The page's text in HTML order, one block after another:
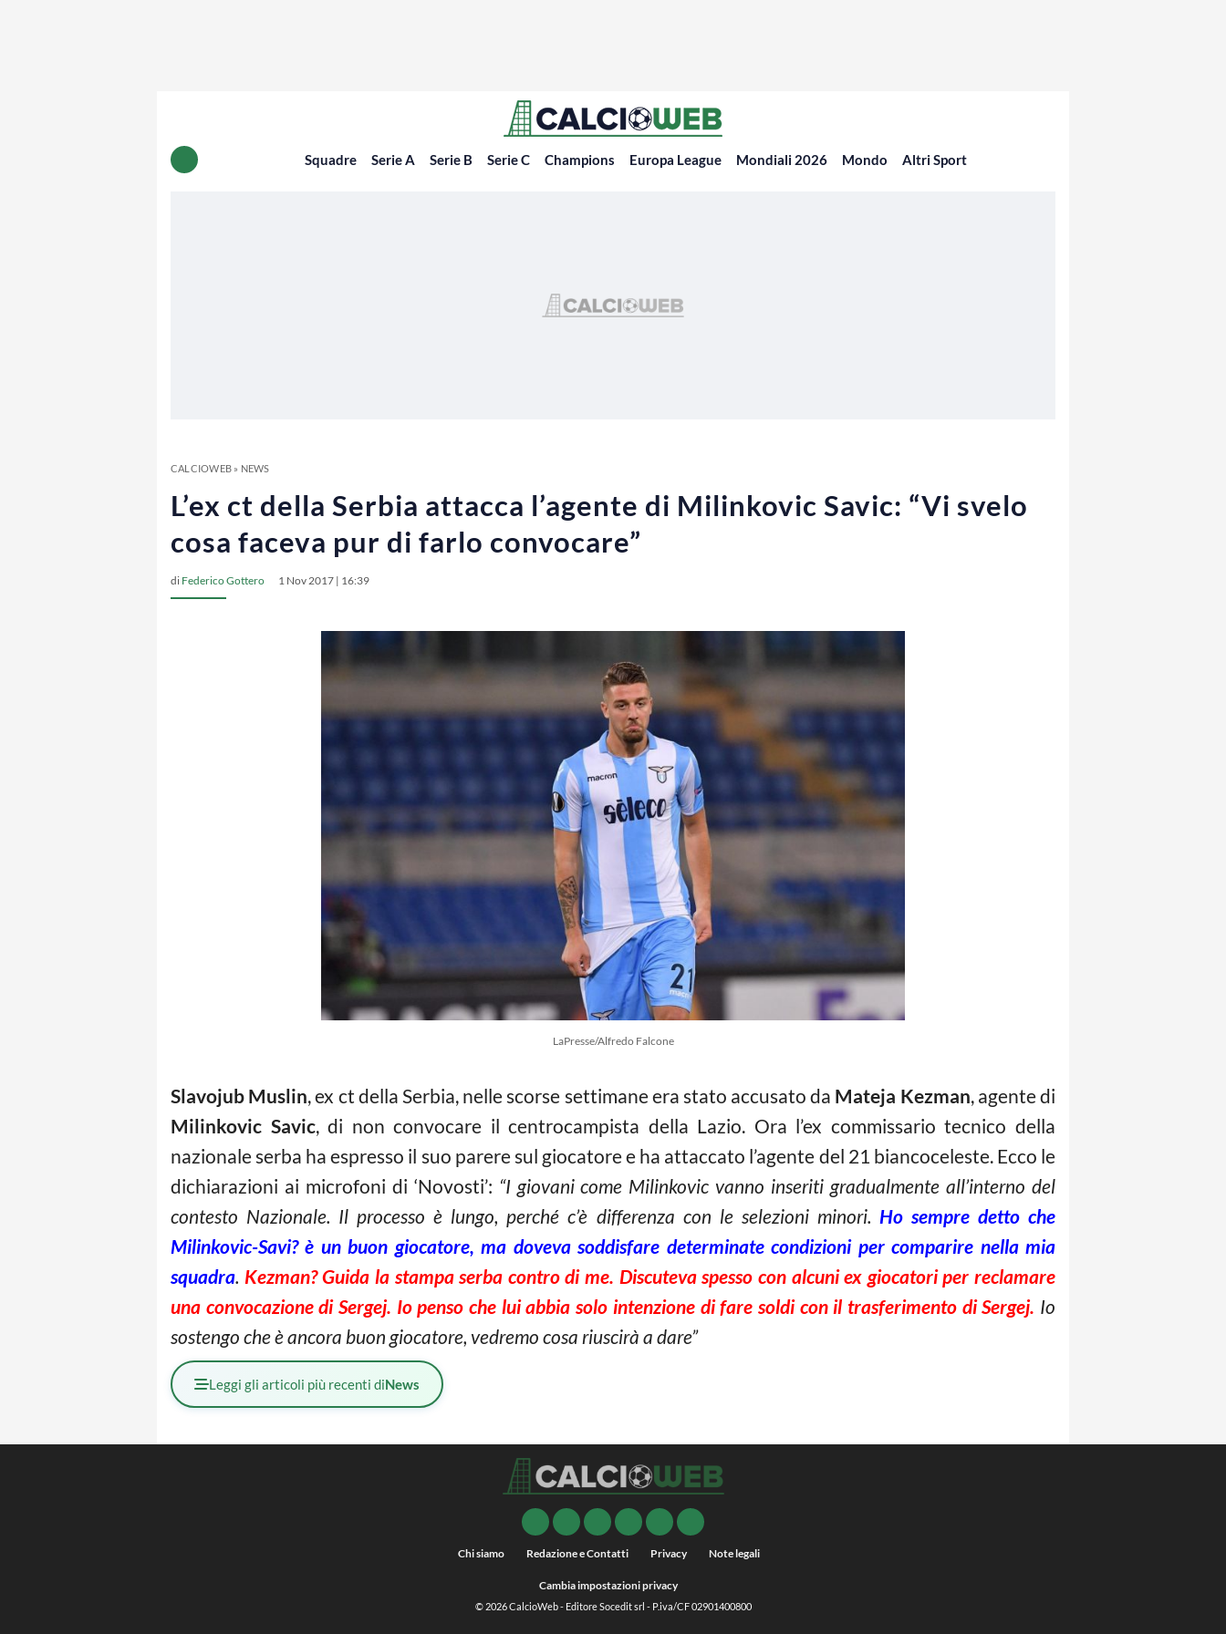
Squadre Serie A Serie B Serie C Champions Europa League Mondiali 2026 Mondo Altri Sport
CALCIOWEB» NEWS
L’ex ct della Serbia attacca l’agente di Milinkovic Savic: “Vi svelo
cosa faceva pur di farlo convocare”
di Federico Gottero 1 Nov 2017 | 16:39
LaPresse/Alfredo Falcone
Slavojub Muslin, ex ct della Serbia, nelle scorse settimane era stato accusato da Mateja Kezman, agente di
Milinkovic Savic, di non convocare il centrocampista della Lazio. Ora l’ex commissario tecnico della
nazionale serba ha espresso il suo parere sul giocatore e ha attaccato l’agente del 21 biancoceleste. Ecco le
dichiarazioni ai microfoni di ‘Novosti’: “I giovani come Milinkovic vanno inseriti gradualmente all’interno del
contesto Nazionale. Il processo è lungo, perché c’è differenza con le selezioni minori. Ho sempre detto che
Milinkovic-Savi? è un buon giocatore, ma doveva soddisfare determinate condizioni per comparire nella mia
squadra. Kezman? Guida la stampa serba contro di me. Discuteva spesso con alcuni ex giocatori per reclamare
una convocazione di Sergej. Io penso che lui abbia solo intenzione di fare soldi con il trasferimento di Sergej. Io
sostengo che è ancora buon giocatore, vedremo cosa riuscirà a dare”
Leggi gli articoli più recenti diNews
Chi siamo Redazione e Contatti Privacy Note legali
Cambia impostazioni privacy
© 2026CalcioWeb- Editore Socedit srl - P.iva/CF 02901400800